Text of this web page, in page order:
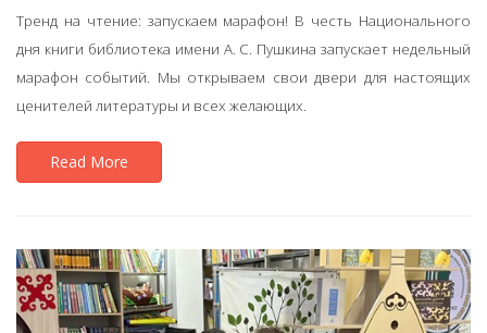
Тренд на чтение: запускаем марафон! В честь Национального
дня книги библиотека имени А. С. Пушкина запускает недельный
марафон событий. Мы открываем свои двери для настоящих
ценителей литературы и всех желающих.
Read More